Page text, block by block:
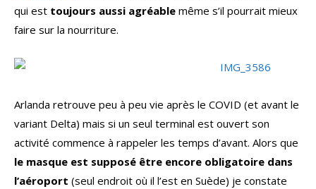
qui est toujours aussi agréable même s’il pourrait mieux
faire sur la nourriture.
Arlanda retrouve peu à peu vie après le COVID (et avant le
variant Delta) mais si un seul terminal est ouvert son
activité commence à rappeler les temps d’avant. Alors que
le masque est supposé être encore obligatoire dans
l’aéroport (seul endroit où il l’est en Suède) je constate